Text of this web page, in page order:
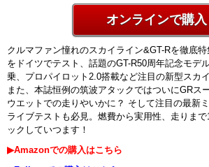
オンラインで購入
クルマファン憧れのスカイライン&GT-Rを徹底
をドイツでテスト、話題のGT-R50周年記念モデ
乗、プロパイロット2.0搭載など注目の新型スカ
また、本誌恒例の筑波アタックではついにGRス
ウエットでの走りやいかに？ そして注目の最新
ライブテストも必見。燃費から実用性、走りま
ックしていつます！
▶Amazonでの購入はこちら